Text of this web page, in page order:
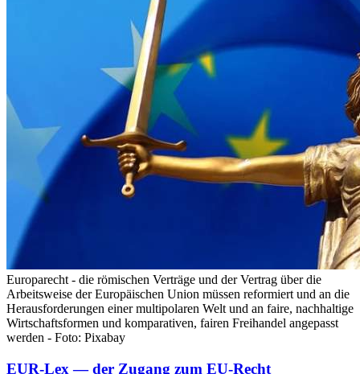
Europarecht - die römischen Verträge und der Vertrag über die
Arbeitsweise der Europäischen Union müssen reformiert und an die
Herausforderungen einer multipolaren Welt und an faire, nachhaltige
Wirtschaftsformen und komparativen, fairen Freihandel angepasst
werden - Foto: Pixabay
EUR-Lex — der Zugang zum EU-Recht